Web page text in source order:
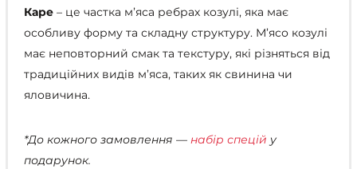
Каре – це частка м’яса ребрах козулі, яка має
особливу форму та складну структуру. М’ясо козулі
має неповторний смак та текстуру, які різняться від
традиційних видів м’яса, таких як свинина чи
яловичина.
*До кожного замовлення — набір спецій у
подарунок.